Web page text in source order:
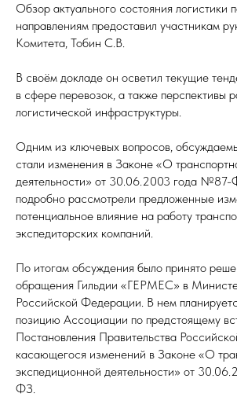
Обзор актуального состояния логистики
направлениям предоставил участникам
Комитета, Тобин С.В.
В своём докладе он осветил текущие
в сфере перевозок, а также перспективы
логистической инфраструктуры.
Одним из ключевых вопросов,
стали изменения в Законе «О
деятельности» от 30.06.2003 года №87-
подробно рассмотрели предложенные
потенциальное влияние на работу
экспедиторских компаний.
По итогам обсуждения было принято
обращения Гильдии «ГЕРМЕС» в
Российской Федерации. В нем
позицию Ассоциации по предстоящему
Постановления Правительства
касающегося изменений в Законе «О
экспедиционной деятельности» от
ФЗ.